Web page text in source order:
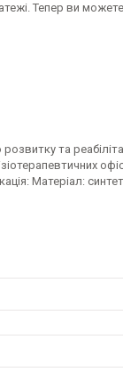
Тепер ви
та
Матеріал: